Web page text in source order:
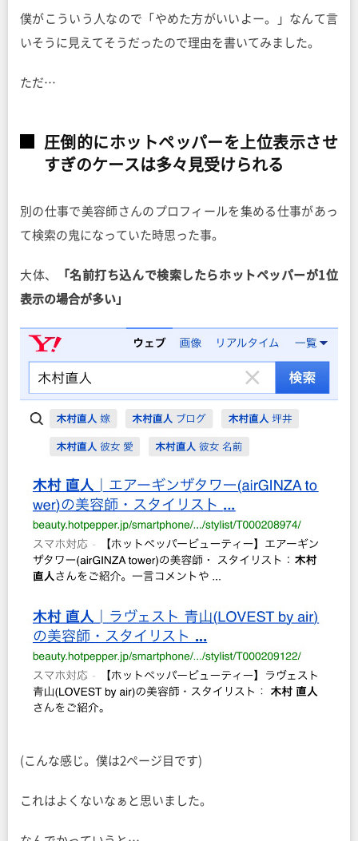
僕がこういう人なので「やめた方がいいよー。」なんて言
いそうに見えてそうだったので理由を書いてみました。
ただ…
圧倒的にホットペッパーを上位表示させ
すぎのケースは多々見受けられる
別の仕事で美容師さんのプロフィールを集める仕事があっ
て検索の鬼になっていた時思った事。
大体、
「名前打ち込んで検索したらホットペッパーが1位
表示の場合が多い」
(こんな感じ。僕は2ページ目です)
これはよくないなぁと思いました。